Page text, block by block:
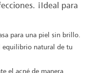
¡Ideal para
para una piel sin brillo.
equilibrio natural de tu
el acné de manera